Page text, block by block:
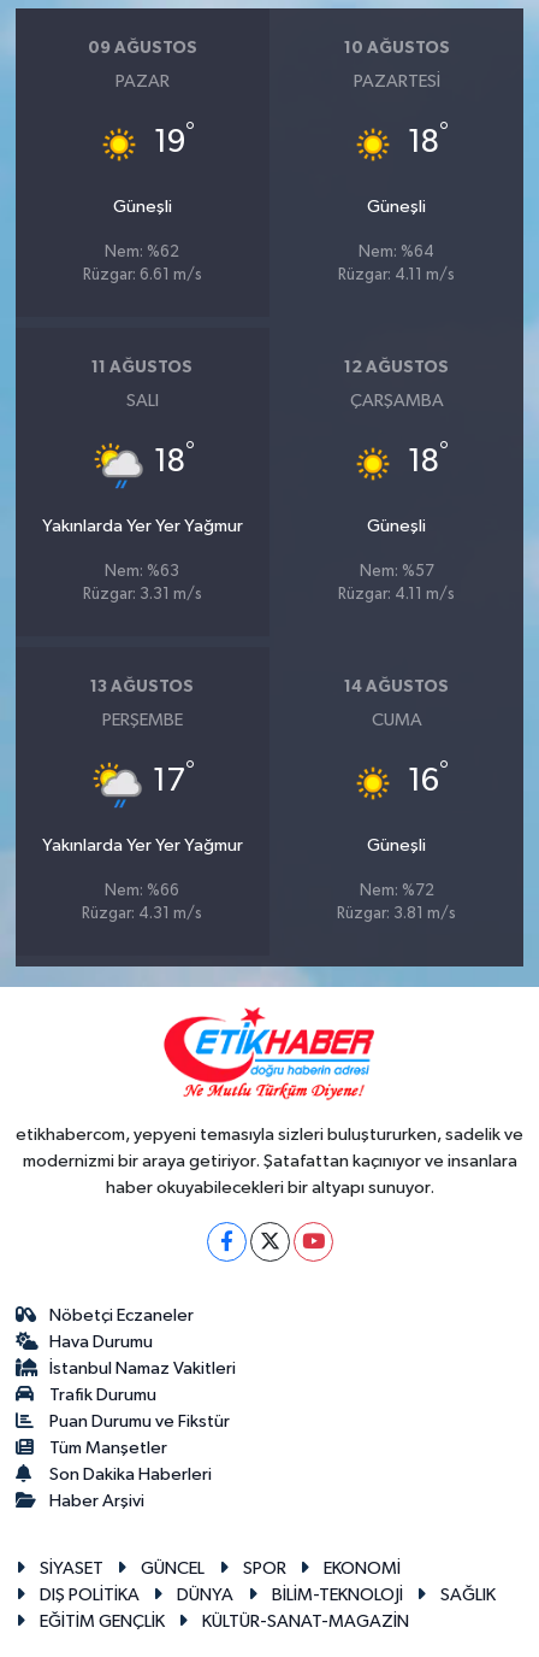
09 AĞUSTOS
PAZAR
19°
Güneşli
Nem: %62
Rüzgar: 6.61 m/s
10 AĞUSTOS
PAZARTESI
18°
Güneşli
Nem: %64
Rüzgar: 4.11 m/s
11 AĞUSTOS
SALI
18°
Yakınlarda Yer Yer Yağmur
Nem: %63
Rüzgar: 3.31 m/s
12 AĞUSTOS
ÇARŞAMBA
18°
Güneşli
Nem: %57
Rüzgar: 4.11 m/s
13 AĞUSTOS
PERŞEMBE
17°
Yakınlarda Yer Yer Yağmur
Nem: %66
Rüzgar: 4.31 m/s
14 AĞUSTOS
CUMA
16°
Güneşli
Nem: %72
Rüzgar: 3.81 m/s
etikhabercom, yepyeni temasıyla sizleri buluştururken, sadelik ve
modernizmi bir araya getiriyor. Şatafattan kaçınıyor ve insanlara
haber okuyabilecekleri bir altyapı sunuyor.
Nöbetçi Eczaneler
Hava Durumu
İstanbul Namaz Vakitleri
Trafik Durumu
Puan Durumu ve Fikstür
Tüm Manşetler
Son Dakika Haberleri
Haber Arşivi
SİYASET GÜNCEL SPOR
EKONOMİ
DIŞ POLİTİKA
DÜNYA BİLİM-TEKNOLOJİ
SAĞLIK
EĞİTİM GENÇLİK
KÜLTÜR-SANAT-MAGAZİN